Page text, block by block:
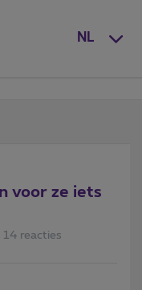
NL
voor ze iets
14 reacties